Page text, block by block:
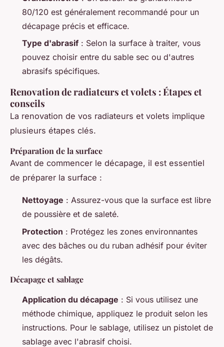
80/120 est généralement recommandé pour un
décapage précis et efficace.
Type d'abrasif : Selon la surface à traiter, vous
pouvez choisir entre du sable sec ou d'autres
abrasifs spécifiques.
Renovation de radiateurs et volets : Étapes et
conseils
La renovation de vos radiateurs et volets implique
plusieurs étapes clés.
Préparation de la surface
Avant de commencer le décapage, il est essentiel
de préparer la surface :
Nettoyage : Assurez-vous que la surface est libre
de poussière et de saleté.
Protection : Protégez les zones environnantes
avec des bâches ou du ruban adhésif pour éviter
les dégâts.
Décapage et sablage
Application du décapage : Si vous utilisez une
méthode chimique, appliquez le produit selon les
instructions. Pour le sablage, utilisez un pistolet de
sablage avec l'abrasif choisi.